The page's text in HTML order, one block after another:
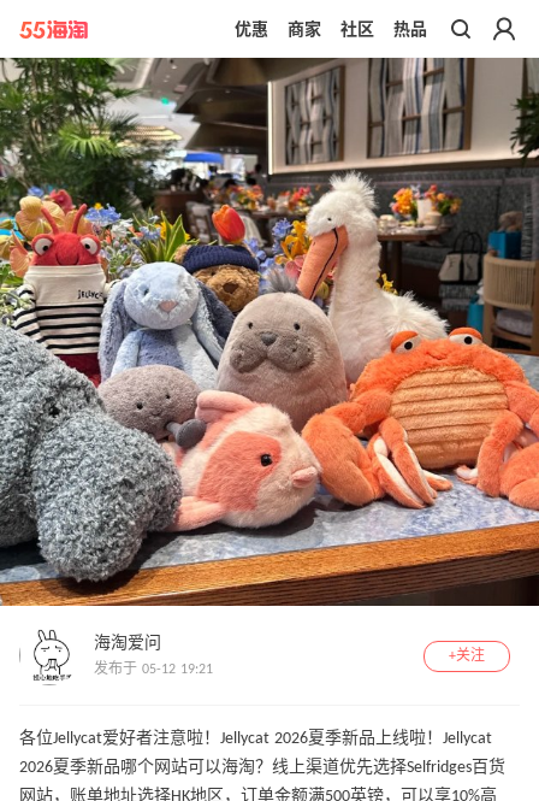
带你去官网买正品
优惠 商家 社区 热品
海淘爱问
发布于 05-12 19:21
+关注
各位Jellycat爱好者注意啦！Jellycat 2026夏季新品上线啦！Jellycat
2026夏季新品哪个网站可以海淘？线上渠道优先选择Selfridges百货
网站，账单地址选择HK地区，订单金额满500英镑，可以享10%高